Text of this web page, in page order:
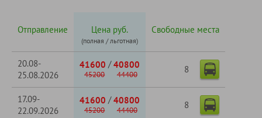
Отправление Цена руб.
(полная / льготная)
Свободные места
20.08-
25.08.2026
41600 /40800
45200 44400
8
17.09-
22.09.2026
41600 /40800
45200 44400
8